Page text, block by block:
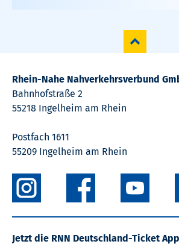
Rhein-Nahe Nahverkehrsverbund
Bahnhofstraße 2
55218 Ingelheim am Rhein
Postfach 1611
55209 Ingelheim am Rhein
Jetzt die RNN Deutschland-Ticket